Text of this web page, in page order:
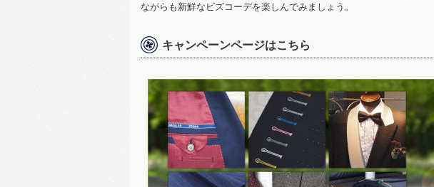
ながらも新鮮なビズコーデを楽しんでみましょう。
キャンペーンページはこちら